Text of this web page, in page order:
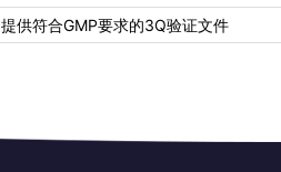
提供符合GMP要求的3Q验证文件